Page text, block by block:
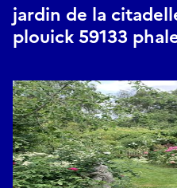
jardin de la
plouick 59133